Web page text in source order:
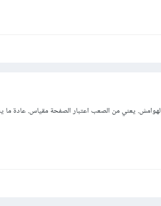
يعني من الصعب اعتبار الصفحة مقياس. عادة